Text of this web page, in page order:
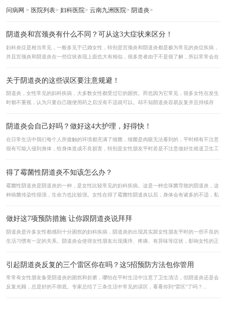
问病网 > 医院列表> 妇科医院> 云南九洲医院> 阴道炎>
阴道炎和宫颈炎有什么不同？可从这3大症状来区分！
妇科炎症是相当常见，一般多见于已婚女性，特别是宫颈炎和阴道炎都是极为常见的炎症疾病，
并且宫颈炎和阴道炎在一些症状表现上面也大有相似，很多患者由于不是很了解，所以常常会在
关于阴道炎的这些误区要注意规避！
阴道炎，女性常见的妇科疾病，大多数女性都受过它的困扰。而也因为它常见，很多女性在发生
时都不重视，认为只要自己随便用药之后没有不适就可以。却不知阴道炎容易反复并且持续存
阴道炎会自己好吗？做好这4大护理，好得快！
在日常生活中我们每个人所接触的环境都充满了细菌，细菌是肉眼无法看到的，平时稍有不注意
很有可能入侵到身体，给身体造成不良损害，特别是女性朋友平时若是不注意做好生殖道卫生工
得了霉菌性阴道炎不知该怎么办？
霉菌性阴道炎是阴道炎的一种，是女性比较常见的妇科疾病。这是一种念珠菌导致的阴道炎，这
种病菌传染性很强，生命力也比较强。女性在得了霉菌性阴道炎以后，身体会有诸多的不适，私
做好这7项预防措施 让你跟阴道炎说拜拜
阴道炎是许多女性都感到十分困扰的妇科疾病，阴道炎的出现其实跟女性朋友平时的一些不良的
生活习惯有一定的关系。阴道炎会使得女性朋友出现瘙痒、疼痛、有异味等症状，影响女性的正
引起阴道炎反复的三个雷区你在吗？这5招预防方法包你管用
常常有女性朋友备受阴道炎的困扰和折磨，哪怕在平时生活中注意了卫生清洁，但阴道炎还是会
反复光顾，总是好的不彻底。专家总结了三条生活中常见的误区，看看你到“雷区”了吗？...